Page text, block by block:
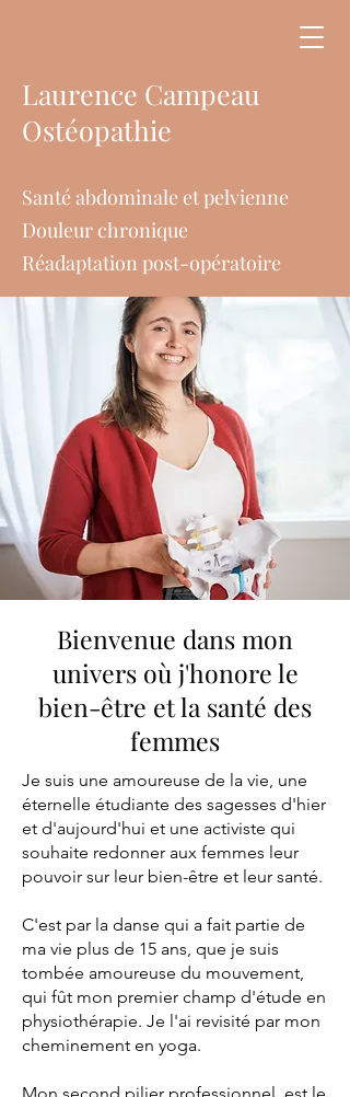
Laurence Campeau
Ostéopathie
Santé abdominale et pelvienne
Douleur chronique
Réadaptation post-opératoire
Bienvenue dans mon
univers où j'honore le
bien-être et la santé des
femmes
Je suis une amoureuse de la vie, une
éternelle étudiante des sagesses d'hier
et d'aujourd'hui et une activiste qui
souhaite redonner aux femmes leur
pouvoir sur leur bien-être et leur santé.
C'est par la danse qui a fait partie de
ma vie plus de 15 ans, que je suis
tombée amoureuse du mouvement,
qui fût mon premier champ d'étude en
physiothérapie. Je l'ai revisité par mon
cheminement en yoga.